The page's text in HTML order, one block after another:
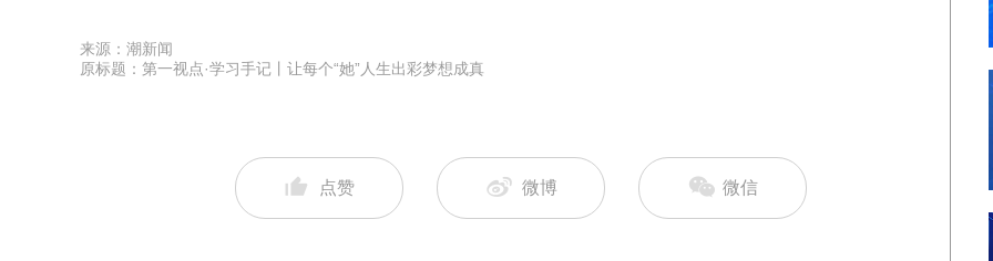
来源：潮新闻
原标题：第一视点·学习手记丨让每个“她”人生出彩梦想成真
点赞 微博 微信